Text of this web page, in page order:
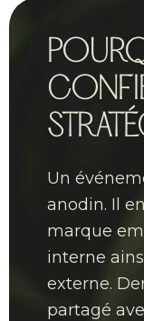
Un
anodin. Il
marque
interne
externe.
partagé